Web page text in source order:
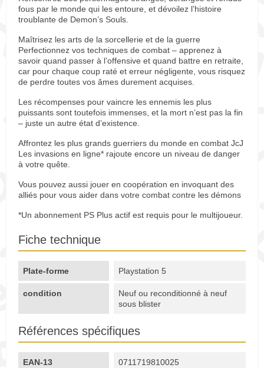
fous par le monde qui les entoure, et dévoilez l’histoire
troublante de Demon’s Souls.
Maîtrisez les arts de la sorcellerie et de la guerre
Perfectionnez vos techniques de combat – apprenez à
savoir quand passer à l’offensive et quand battre en retraite,
car pour chaque coup raté et erreur négligente, vous risquez
de perdre toutes vos âmes durement acquises.
Les récompenses pour vaincre les ennemis les plus
puissants sont toutefois immenses, et la mort n’est pas la fin
– juste un autre état d’existence.
Affrontez les plus grands guerriers du monde en combat JcJ
Les invasions en ligne* rajoute encore un niveau de danger
à votre quête.
Vous pouvez aussi jouer en coopération en invoquant des
alliés pour vous aider dans votre combat contre les démons
*Un abonnement PS Plus actif est requis pour le multijoueur.
Fiche technique
Plate-forme Playstation 5
condition
Neuf ou reconditionné à neuf
sous blister
Références spécifiques
EAN-13 0711719810025